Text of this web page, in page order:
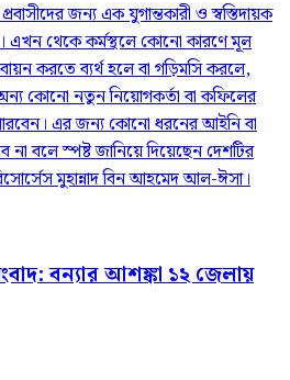
জন্য এক যুগান্তকারী ও স্বস্তিদায়ক
এখন থেকে কর্মস্থলে কোনো কারণে মূল
করতে ব্যর্থ হলে বা গড়িমসি করলে,
কোনো নতুন নিয়োগকর্তা বা কফিলের
এর জন্য কোনো ধরনের আইনি বা
বলে স্পষ্ট জানিয়ে দিয়েছেন দেশটির
মুহান্নাদ বিন আহমেদ আল-ঈসা।
বন্যার আশঙ্কা ১২ জেলায়